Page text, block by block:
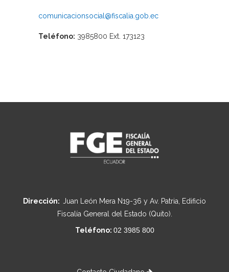
comunicacionsocial@fiscalia.gob.ec
Teléfono: 3985800 Ext. 173123
Dirección: Juan León Mera N19-36 y Av. Patria, Edificio
Fiscalía General del Estado (Quito).
Teléfono: 02 3985 800